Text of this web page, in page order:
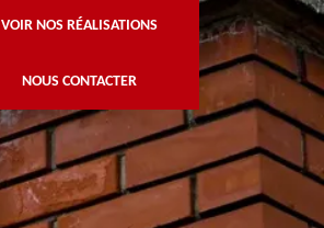
VOIR NOS RÉALISATIONS
NOUS CONTACTER